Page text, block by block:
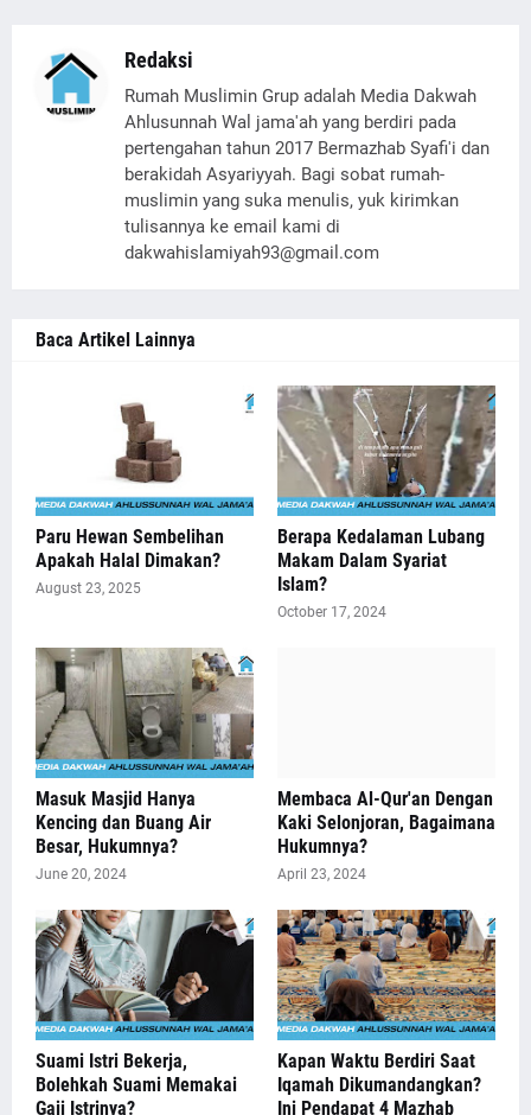
Redaksi
Rumah Muslimin Grup adalah Media Dakwah
Ahlusunnah Wal jama'ah yang berdiri pada
pertengahan tahun 2017 Bermazhab Syafi'i dan
berakidah Asyariyyah. Bagi sobat rumah-
muslimin yang suka menulis, yuk kirimkan
tulisannya ke email kami di
dakwahislamiyah93@gmail.com
Baca Artikel Lainnya
Paru Hewan Sembelihan
Apakah Halal Dimakan?
August 23, 2025
Berapa Kedalaman Lubang
Makam Dalam Syariat
Islam?
October 17, 2024
Masuk Masjid Hanya
Kencing dan Buang Air
Besar, Hukumnya?
June 20, 2024
Membaca Al-Qur'an Dengan
Kaki Selonjoran, Bagaimana
Hukumnya?
April 23, 2024
Suami Istri Bekerja,
Bolehkah Suami Memakai
Gaji Istrinya?
Kapan Waktu Berdiri Saat
Iqamah Dikumandangkan?
Ini Pendapat 4 Mazhab